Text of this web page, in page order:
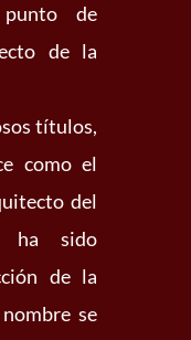
de
de la
títulos,
como el
del
ha sido
de la
se